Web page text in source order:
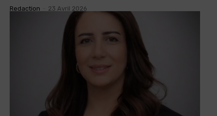
Redaction 23 Avril 2026